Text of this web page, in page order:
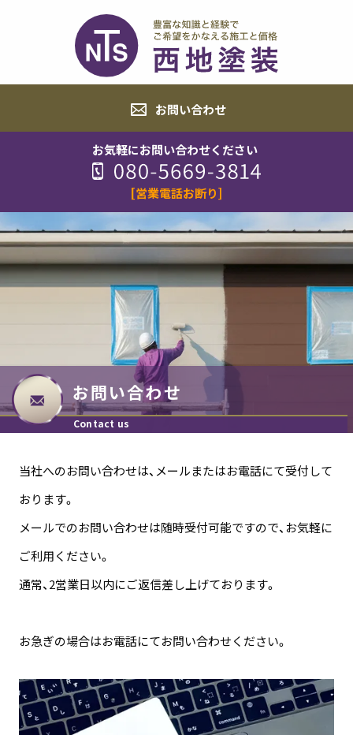
お問い合わせ
お気軽にお問い合わせください
[営業電話お断り]
お問い合わせ
Contact us
当社へのお問い合わせは、メールまたはお電話にて受付して
おります。
メールでのお問い合わせは随時受付可能ですので、お気軽に
ご利用ください。
通常、2営業日以内にご返信差し上げております。
お急ぎの場合はお電話にてお問い合わせください。